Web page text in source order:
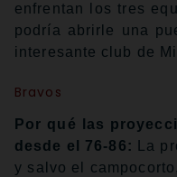
enfrentan los tres
podría abrirle una
interesante club de
Bravos
Por qué las
desde el 76-86:
La
y salvo el